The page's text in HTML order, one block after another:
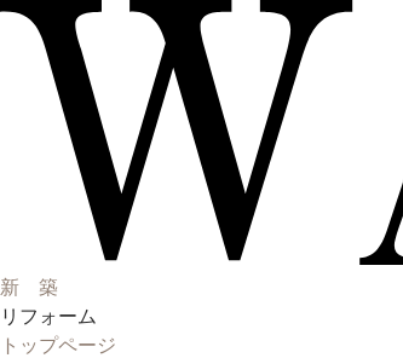
新 築
リフォーム
トップページ